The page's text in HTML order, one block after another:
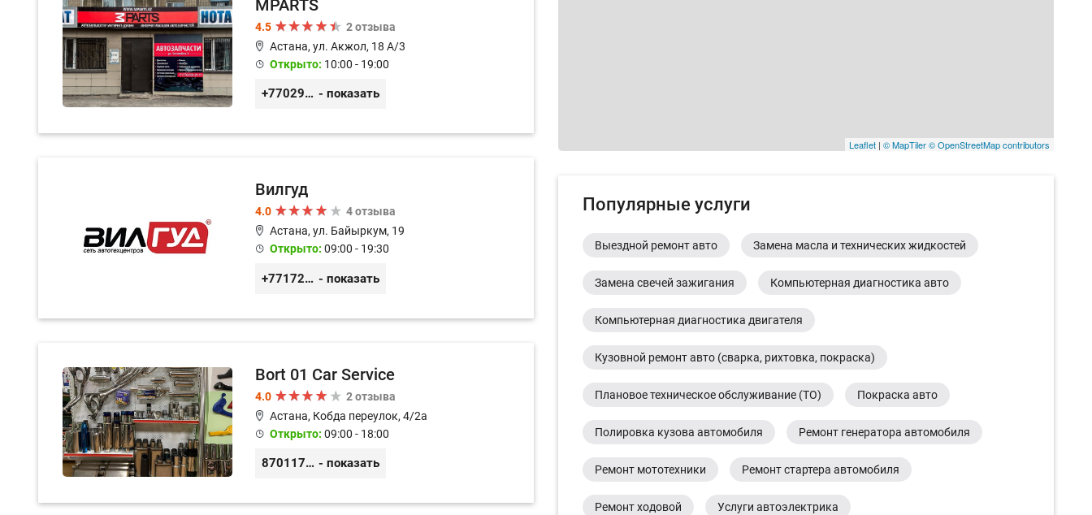
MPARTS
4.5
2 отзыва
Астана, ул. Акжол, 18 А/3
Открыто: 10:00 - 19:00
+77029352979 - показать
Вилгуд
4.0
4 отзыва
Астана, ул. Байыркум, 19
Открыто: 09:00 - 19:30
+77172978380 - показать
Bort 01 Car Service
4.0
2 отзыва
Астана, Кобда переулок, 4/2а
Открыто: 09:00 - 18:00
87011754444 - показать
Leaflet | © MapTiler© OpenStreetMap contributors
Популярные услуги
Выездной ремонт авто Замена масла и технических жидкостей
Замена свечей зажигания Компьютерная диагностика авто
Компьютерная диагностика двигателя
Кузовной ремонт авто (сварка, рихтовка, покраска)
Плановое техническое обслуживание (ТО) Покраска авто
Полировка кузова автомобиля Ремонт генератора автомобиля
Ремонт мототехники Ремонт стартера автомобиля
Ремонт ходовой Услуги автоэлектрика